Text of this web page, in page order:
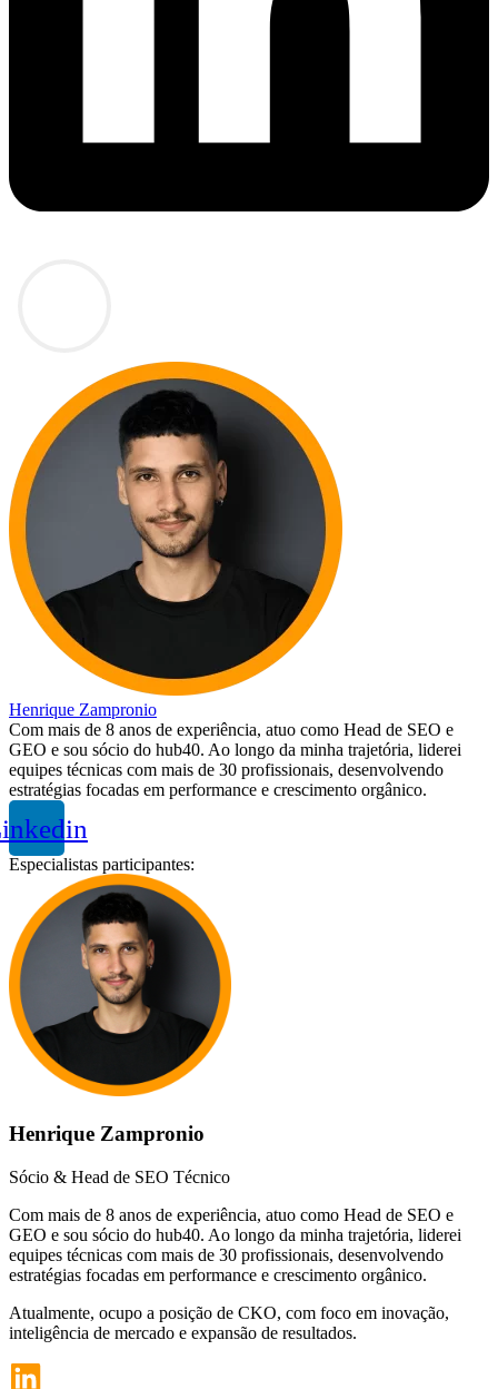
Henrique Zampronio
Com mais de 8 anos de experiência, atuo como Head de SEO e
GEO e sou sócio do hub40. Ao longo da minha trajetória, liderei
equipes técnicas com mais de 30 profissionais, desenvolvendo
estratégias focadas em performance e crescimento orgânico.
Especialistas participantes:
Henrique Zampronio
Sócio & Head de SEO Técnico
Com mais de 8 anos de experiência, atuo como Head de SEO e
GEO e sou sócio do hub40. Ao longo da minha trajetória, liderei
equipes técnicas com mais de 30 profissionais, desenvolvendo
estratégias focadas em performance e crescimento orgânico.
Atualmente, ocupo a posição de CKO, com foco em inovação,
inteligência de mercado e expansão de resultados.